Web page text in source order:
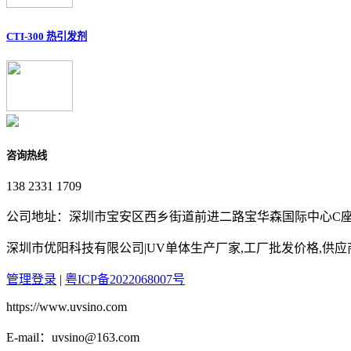
CTI-300 热引发剂
咨询热线
138 2331 1709
公司地址：深圳市宝安区西乡街道前进二路宝华森国际中心C
深圳市优阳科技有限公司|UV单体生产厂家,工厂批发价格,供应
管理登录 | 粤ICP备2022068007号
https://www.uvsino.com
E-mail：uvsino@163.com